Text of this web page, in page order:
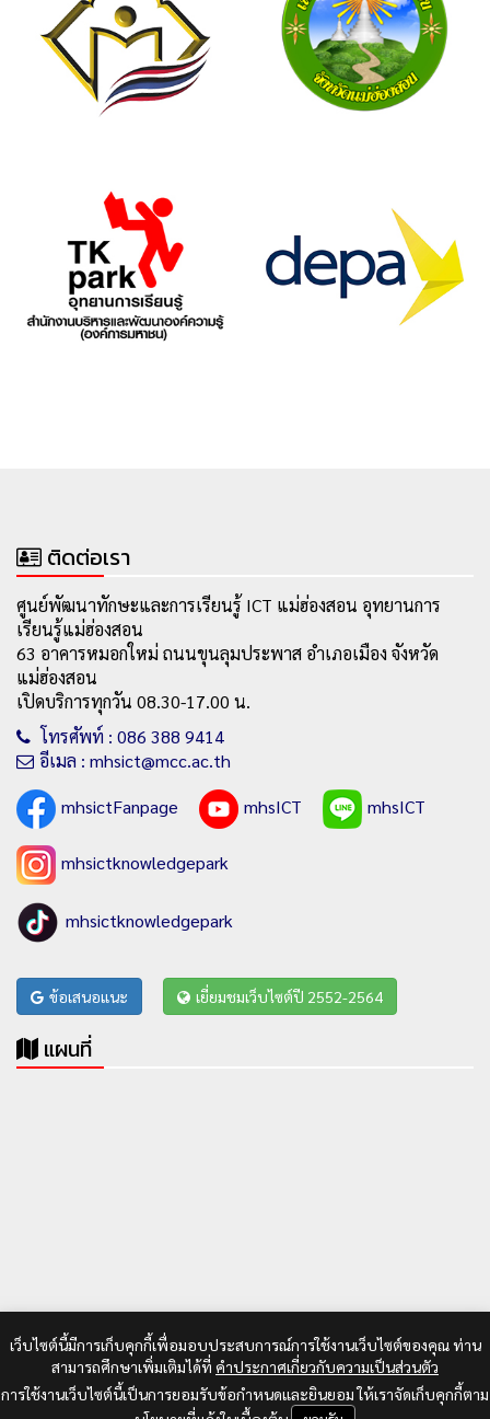
ติดต่อเรา
ศูนย์พัฒนาทักษะและการเรียนรู้ ICT แม่ฮ่องสอน อุทยานการ
เรียนรู้แม่ฮ่องสอน
63 อาคารหมอกใหม่ ถนนขุนลุมประพาส อำเภอเมือง จังหวัด
แม่ฮ่องสอน
เปิดบริการทุกวัน 08.30-17.00 น.
โทรศัพท์ : 086 388 9414
อีเมล : mhsict@mcc.ac.th
mhsictFanpage
mhsICT mhsICT
mhsictknowledgepark
mhsictknowledgepark
ข้อเสนอแนะ เยี่ยมชมเว็บไซต์ปี 2552-2564
แผนที่
เว็บไซต์นี้มีการเก็บคุกกี้เพื่อมอบประสบการณ์การใช้งานเว็บไซต์ของคุณ ท่าน
สามารถศึกษาเพิ่มเติมได้ที่ คำประกาศเกี่ยวกับความเป็นส่วนตัว
การใช้งานเว็บไซต์นี้เป็นการยอมรับข้อกำหนดและยินยอม ให้เราจัดเก็บคุกกี้ตาม